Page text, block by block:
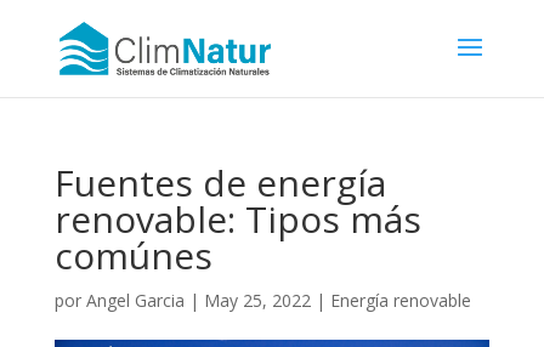
Fuentes de energía
renovable: Tipos más
comúnes
por Angel Garcia | May 25, 2022| Energía renovable